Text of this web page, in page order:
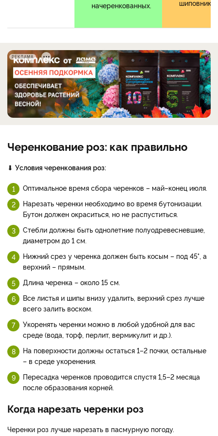
начеренкованных. шиповника.
РЕКЛАМА
Черенкование роз: как правильно
⬇ Условия черенкования роз:
Оптимальное время сбора черенков – май–конец июля.
Нарезать черенки необходимо во время бутонизации.
Бутон должен окраситься, но не распуститься.
Стебли должны быть однолетние полуодревесневшие,
диаметром до 1 см.
Нижний срез у черенка должен быть косым – под 45°, а
верхний – прямым.
Длина черенка – около 15 см.
Все листья и шипы внизу удалить, верхний срез лучше
всего залить воском.
Укоренять черенки можно в любой удобной для вас
среде (вода, торф, перлит, вермикулит и др.).
На поверхности должны остаться 1–2 почки, остальные
– в среде укоренения.
Пересадка черенков проводится спустя 1,5–2 месяца
после образования корней.
Когда нарезать черенки роз
Черенки роз лучше нарезать в пасмурную погоду.